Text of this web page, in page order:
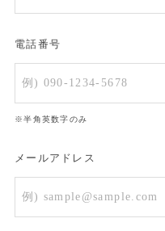
電話番号
※半角英数字のみ
メールアドレス